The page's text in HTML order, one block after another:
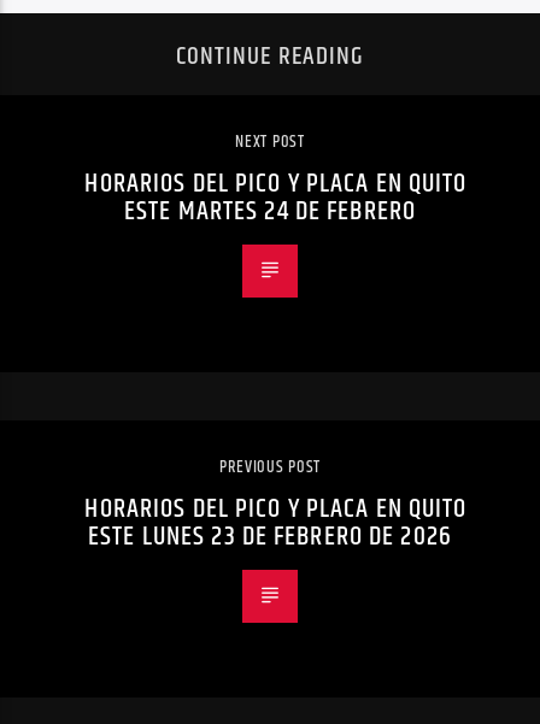
CONTINUE READING
NEXT POST
HORARIOS DEL PICO Y PLACA EN QUITO
ESTE MARTES 24 DE FEBRERO
PREVIOUS POST
HORARIOS DEL PICO Y PLACA EN QUITO
ESTE LUNES 23 DE FEBRERO DE 2026